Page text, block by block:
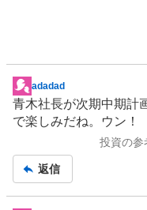
掲
示
板
adadad
青木社長が次期中期計
で楽しみだね。ウン！
投資の参
返信